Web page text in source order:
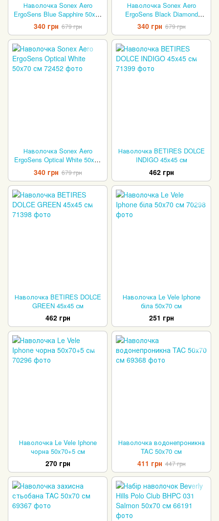
Наволочка Sonex Aero
ErgoSens Blue Sapphire 50x70
см
340 грн 679 грн
Наволочка Sonex Aero
ErgoSens Black Diamond
50x70 см
340 грн 679 грн
Наволочка Sonex Aero
ErgoSens Optical White 50x70
340 грн 679 грн
Наволочка BETIRES DOLCE
INDIGO 45x45 см
462 грн
Наволочка BETIRES DOLCE
GREEN 45x45 см
462 грн
Наволочка Le Vele Iphone
біла 50x70 см
251 грн
Наволочка Le Vele Iphone
чорна 50x70+5 см
270 грн
Наволочка водонепроникна
TAC 50x70 см
411 грн 447 грн